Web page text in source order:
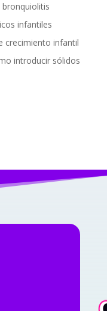
infantiles
crecimiento infantil
introducir sólidos